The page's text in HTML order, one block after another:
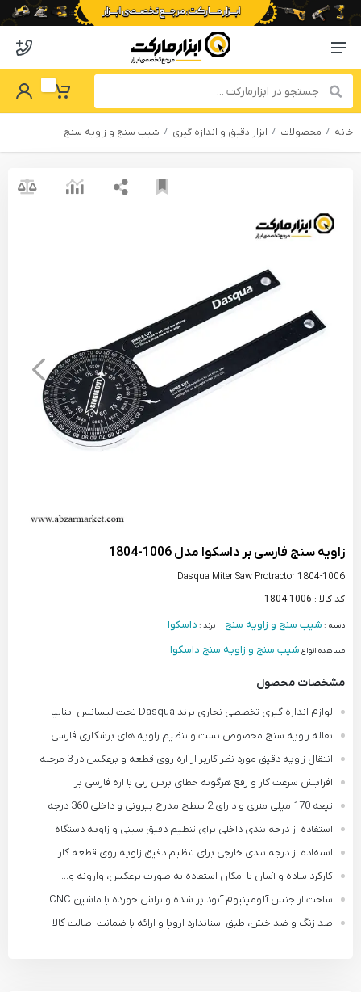
Menu Navigation
My Basket
Password
خانه محصولات ابزار دقیق و اندازه گیری شیب سنج و زاویه سنج
زاویه سنج فارسی بر داسکوا مدل 1006-1804
Dasqua Miter Saw Protractor 1804-1006
کد کالا : 1804-1006
دسته : شیب سنج و زاویه سنج برند : داسکوا
مشاهده انواع شیب سنج و زاویه سنج داسکوا
مشخصات محصول
لوازم اندازه گیری تخصصی نجاری برند Dasqua تحت لیسانس ایتالیا
نقاله زاویه سنج مخصوص تست و تنظیم زاویه های برشکاری فارسی
انتقال زاویه دقیق مورد نظر کاربر از اره روی قطعه و برعکس در 3 مرحله
افزایش سرعت کار و رفع هرگونه خطای برش زنی با اره فارسی بر
تیغه 170 میلی متری و دارای 2 سطح مدرج بیرونی و داخلی 360 درجه
استفاده از درجه بندی داخلی برای تنظیم دقیق سینی و زاویه دستگاه
استفاده از درجه بندی خارجی برای تنظیم دقیق زاویه روی قطعه کار
کارکرد ساده و آسان با امکان استفاده به صورت برعکس، وارونه و...
ساخت از جنس آلومینیوم آنودایز شده و تراش خورده با ماشین CNC
ضد زنگ و ضد خش، طبق استاندارد اروپا و ارائه با ضمانت اصالت کالا